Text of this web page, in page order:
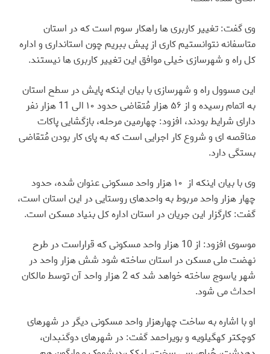
وی گفت: تغییر کاربری ها راهکار سوم است که در استان
متاسفانه نتوانستیم کاری از پیش ببریم چون استانداری و اداره
کل راه و شهرسازی خیلی موافق این تغییر کاربری ها نیستند.
این مسوول راه و شهرسازی با بیان اینکه پایش در سطح استان
به اتمام رسیده و از ۵۶ هزار مُتقاضی حدود ۱۰ الی 11 هزار نفر
دارای شرایط بودند، افزود: چهارمین مرحله، بازگشایی پاکات
مناقصه ای و شروع کار اجرایی است که به پای کار بودن مُتقاضی
بستگی دارد.
وی با بیان اینکه از ۱۰ هزار واحد مسکونی عنوان شده، حدود
چهار هزار واحد مربوط به واحدهای روستایی در این استان است،
گفت: کارگزار این جریان در استان اداره کل بنیاد مسکن است.
موسوی افزود: از 10 هزار واحد مسکونی که قراراست در طرح
نهضت ملی مسکن در استان ساخته شود شش هزار واحد در
شهر یاسوج ساخته خواهد شد که 2 هزار واحد آن توسط مالکان
احداث می شود.
او با اشاره به ساخت چهارهزار واحد مسکونی دیگر در شهرهای
کوچکتر کهگیلویه و بویراحمد گفت: در شهرهای دوگنبدان،